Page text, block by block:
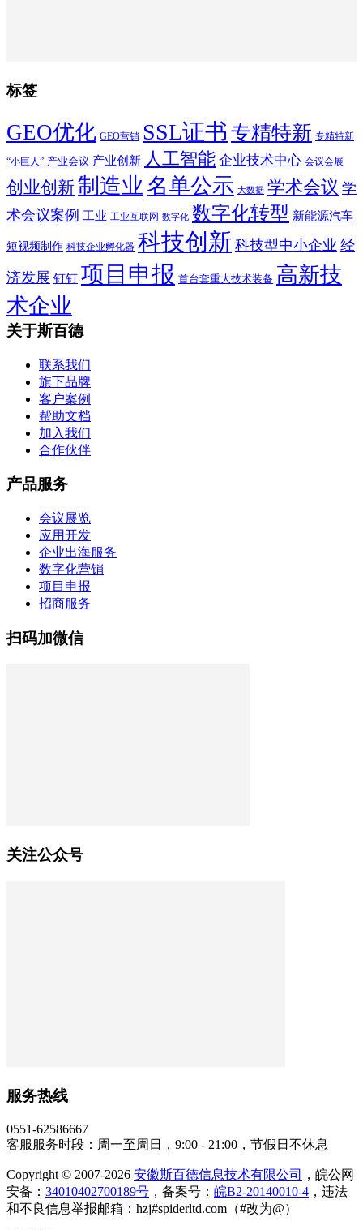
标签
GEO优化 GEO营销 SSL证书 专精特新 专精特新
“小巨人” 产业会议 产业创新 人工智能 企业技术中心 会议会展
创业创新制造业 名单公示 大数据 学术会议 学
术会议案例 工业 工业互联网 数字化 数字化转型 新能源汽车
短视频制作 科技企业孵化器 科技创新 科技型中小企业 经
济发展 钉钉 项目申报 首台套重大技术装备 高新技
术企业
关于斯百德
联系我们
旗下品牌
客户案例
帮助文档
加入我们
合作伙伴
产品服务
会议展览
应用开发
企业出海服务
数字化营销
项目申报
招商服务
扫码加微信
关注公众号
服务热线
0551-62586667
客服服务时段：周一至周日，9:00 - 21:00，节假日不休息
Copyright © 2007-2026 安徽斯百德信息技术有限公司
，皖公网
安备： 34010402700189号 ，备案号： 皖B2-20140010-4 ，违法
和不良信息举报邮箱：hzj#spiderltd.com（#改为@）